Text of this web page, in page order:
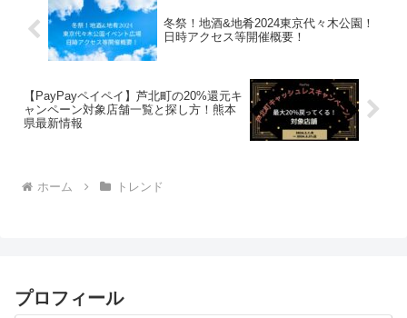
冬祭！地酒&地肴2024東京代々木公園！
日時アクセス等開催概要！
【PayPayペイペイ】芦北町の20%還元キ
ャンペーン対象店舗一覧と探し方！熊本
県最新情報
ホーム トレンド
プロフィール